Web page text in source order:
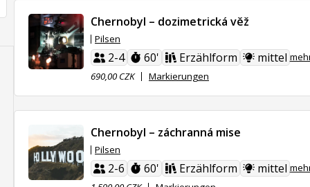
Chernobyl – dozimetrická věž
Pilsen
2-4 60' Erzählform mittel
690,00 CZK
Markierungen
Chernobyl – záchranná mise
Pilsen
2-6 60' Erzählform mittel